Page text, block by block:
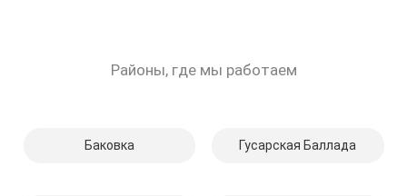
Районы, где мы работаем
Баковка Гусарская Баллада